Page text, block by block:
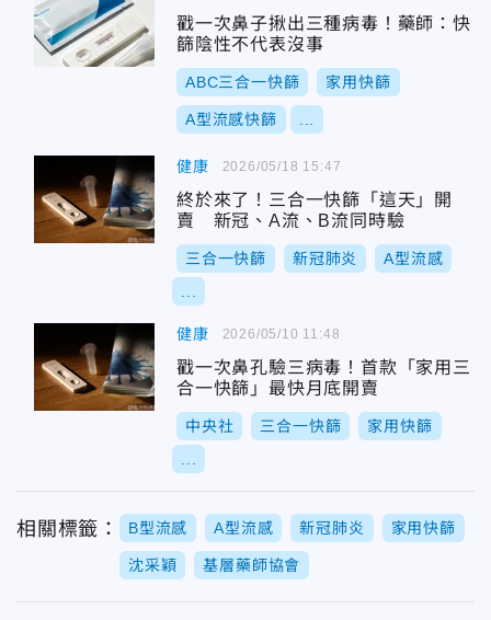
戳一次鼻子揪出三種病毒！藥師：快
篩陰性不代表沒事
ABC三合一快篩 家用快篩
A型流感快篩
健康
終於來了！三合一快篩「這天」開
賣 新冠、A流、B流同時驗
三合一快篩 新冠肺炎 A型流感
2026/05/18 15:47
健康
戳一次鼻孔驗三病毒！首款「家用三
合一快篩」最快月底開賣
中央社 三合一快篩 家用快篩
2026/05/10 11:48
相關標籤： B型流感 A型流感 新冠肺炎 家用快篩
沈采穎 基層藥師協會